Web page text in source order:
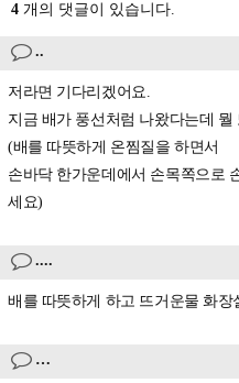
4 개의 댓글이 있습니다.
..
저라면 기다리겠어요.
지금 배가 풍선처럼 나왔다는데 뭘
(배를 따뜻하게 온찜질을 하면서
손바닥 한가운데에서 손목쪽으로
세요)
....
배를 따뜻하게 하고 뜨거운물 화
…